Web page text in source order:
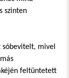
szinten
mivel
feltüntetett